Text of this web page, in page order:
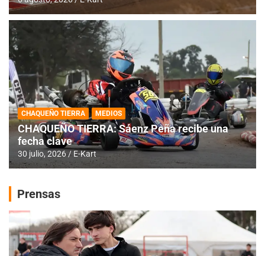
CHAQUEÑO TIERRA MEDIOS
CHAQUEÑO TIERRA: Sáenz Peña recibe una
fecha clave
30 julio, 2026 E-Kart
Prensas